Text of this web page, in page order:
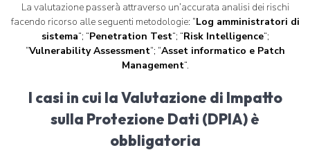
La valutazione passerà attraverso un’accurata analisi dei rischi
facendo ricorso alle seguenti metodologie: “Log amministratori di
sistema“; “Penetration Test“; “Risk Intelligence“;
“Vulnerability Assessment“; “Asset informatico e Patch
Management“.
I casi in cui la Valutazione di Impatto
sulla Protezione Dati (DPIA) è
obbligatoria